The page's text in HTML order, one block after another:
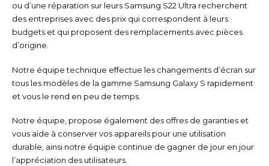
ou d’une réparation sur leurs Samsung S22 Ultra recherchent
des entreprises avec des prix qui correspondent à leurs
budgets et qui proposent des remplacements avec pièces
d’origine.
Notre équipe technique effectue les changements d’écran sur
tous les modèles de la gamme Samsung Galaxy S rapidement
et vous le rend en peu de temps.
Notre équipe, propose également des offres de garanties et
vous aide à conserver vos appareils pour une utilisation
durable, ainsi notre équipe continue de gagner de jour en jour
l’appréciation des utilisateurs.